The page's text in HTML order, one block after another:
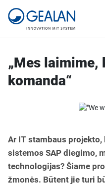
„Mes laimime,
komanda“
Ar IT stambaus
sistemos SAP diegimo,
technologijas? Šiame
žmonės. Būtent jie turi